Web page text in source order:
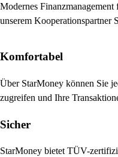
Modernes
unserem Kooperationspartner
Komfortabel
Über StarMoney können Sie
zugreifen und Ihre
Sicher
StarMoney bietet TÜV-